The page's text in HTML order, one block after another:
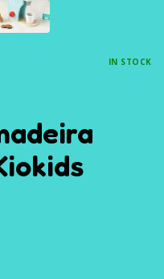
IN STOCK